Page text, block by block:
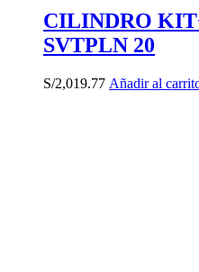
CILINDRO
SVTPLN 20
S/2,019.77 Añadir al